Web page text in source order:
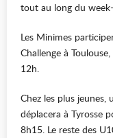
tout au long du
Les Minimes
Challenge à
12h.
Chez les plus jeunes,
déplacera à Tyrosse
8h15. Le reste des